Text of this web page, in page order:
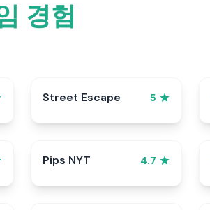
경험
Street Escape 5
Pips NYT 4.7